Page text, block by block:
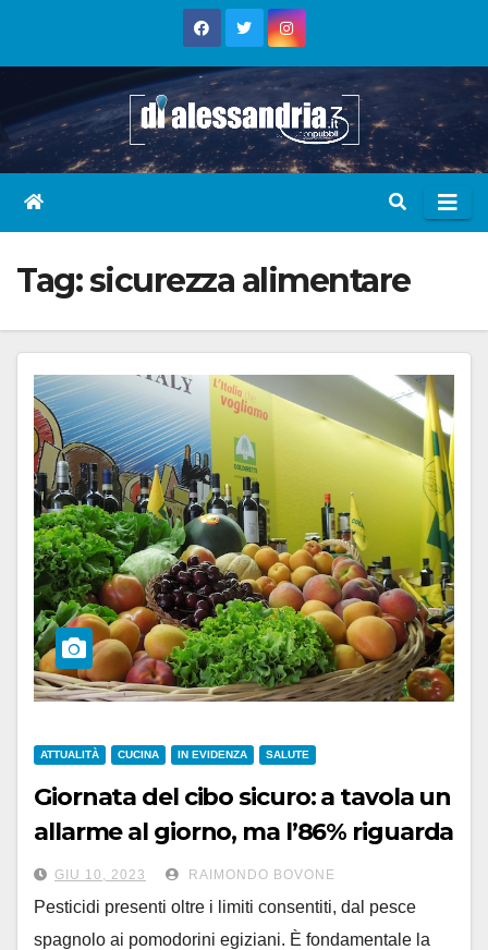
Tag:sicurezza alimentare
ATTUALITÀ CUCINA IN EVIDENZA SALUTE
Giornata del cibo sicuro: a tavola un
allarme al giorno, ma l’86% riguarda
prodotti di importazione
GIU 10, 2023 RAIMONDO BOVONE
Pesticidi presenti oltre i limiti consentiti, dal pesce
spagnolo ai pomodorini egiziani. È fondamentale la